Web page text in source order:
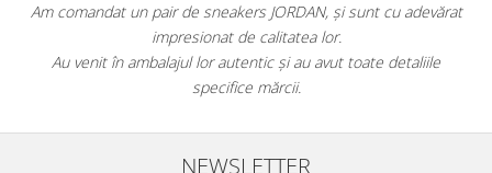
Am comandat un pair de sneakers JORDAN, și sunt cu adevărat
impresionat de calitatea lor.
Au venit în ambalajul lor autentic și au avut toate detaliile
specifice mărcii.
NEWSLETTER